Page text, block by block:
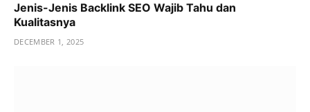
Jenis-Jenis Backlink SEO Wajib Tahu dan
Kualitasnya
DECEMBER 1, 2025